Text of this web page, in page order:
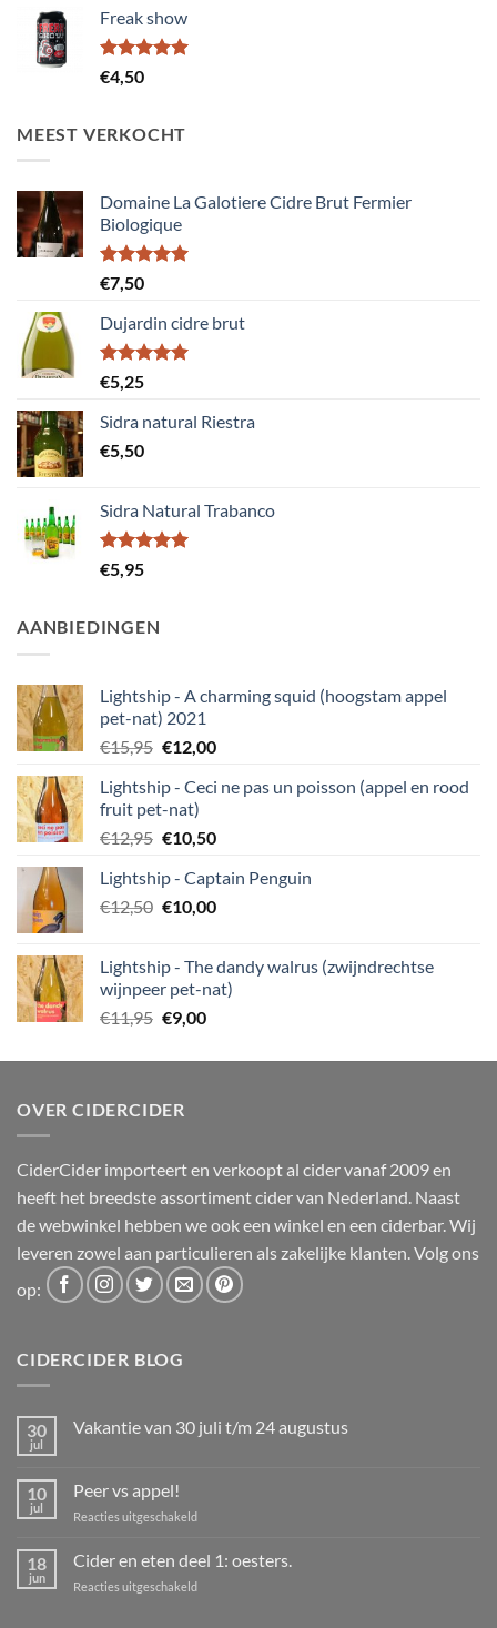
Freak show
Gewaardeerd
5.00
€4,50
MEEST VERKOCHT
Domaine La Galotiere Cidre Brut Fermier
Biologique
Gewaardeerd
5.00
€7,50
Dujardin cidre brut
Gewaardeerd
5.00
€5,25
Sidra natural Riestra
€5,50
Sidra Natural Trabanco
Gewaardeerd
5.00
€5,95
AANBIEDINGEN
Lightship - A charming squid (hoogstam appel
pet-nat) 2021
€15,95 Oorspronkelijke
was:
€15,95.
€12,00Huidige
is:
Lightship - Ceci ne pas un poisson (appel en rood
fruit pet-nat)
€12,95 Oorspronkelijke
was:
€12,95.
€10,50Huidige
is:
€10,50.
Lightship - Captain Penguin
€12,50 Oorspronkelijke
€12,50.
€10,00Huidige
€10,00.
Lightship - The dandy walrus (zwijndrechtse
wijnpeer pet-nat)
€11,95 Oorspronkelijke
was:
€9,00Huidige
is:
OVER CIDERCIDER
CiderCider importeert en verkoopt al cider vanaf 2009 en
heeft het breedste assortiment cider van Nederland. Naast
de webwinkel hebben we ook een winkel en een ciderbar. Wij
leveren zowel aan particulieren als zakelijke klanten. Volg ons
op:
CIDERCIDER BLOG
30
jul
Vakantie van 30 juli t/m 24 augustus
Vakantie
30
24
augustus
10
jul
Peer vs appel!
Reacties uitgeschakeldvoor
vs
18
jun
Cider en eten deel 1: oesters.
Reacties uitgeschakeldvoor